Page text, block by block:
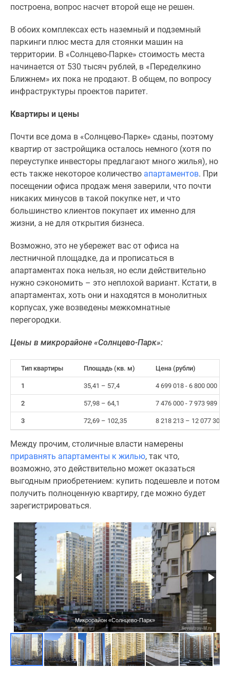
построена, вопрос насчет второй еще не решен.
В обоих комплексах есть наземный и подземный
паркинги плюс места для стоянки машин на
территории. В «Солнцево-Парке» стоимость места
начинается от 530 тысяч рублей, в «Переделкино
Ближнем» их пока не продают. В общем, по вопросу
инфраструктуры проектов паритет.
Квартиры и цены
Почти все дома в «Солнцево-Парке» сданы, поэтому
квартир от застройщика осталось немного (хотя по
переуступке инвесторы предлагают много жилья), но
есть также некоторое количество апартаментов. При
посещении офиса продаж меня заверили, что почти
никаких минусов в такой покупке нет, и что
большинство клиентов покупает их именно для
жизни, а не для открытия бизнеса.
Возможно, это не убережет вас от офиса на
лестничной площадке, да и прописаться в
апартаментах пока нельзя, но если действительно
нужно сэкономить – это неплохой вариант. Кстати, в
апартаментах, хоть они и находятся в монолитных
корпусах, уже возведены межкомнатные
перегородки.
Цены в микрорайоне «Солнцево-Парк»:
Тип квартиры Площадь (кв. м) Цена (рубли)
1 35,41 – 57,4 4 699 018 - 6 800 000
2 57,98 – 64,1 7 476 000 - 7 973 989
3 72,69 – 102,35 8 218 213 – 12 077 300
Между прочим, столичные власти намерены
приравнять апартаменты к жилью, так что,
возможно, это действительно может оказаться
выгодным приобретением: купить подешевле и потом
получить полноценную квартиру, где можно будет
зарегистрироваться.
Микрорайон «Солнцево-Парк»